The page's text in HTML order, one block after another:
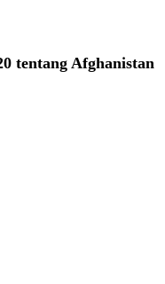
tentang Afghanistan